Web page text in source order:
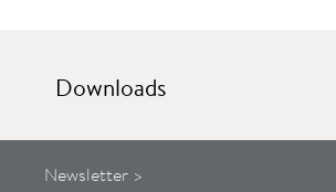
Downloads
Newsletter >